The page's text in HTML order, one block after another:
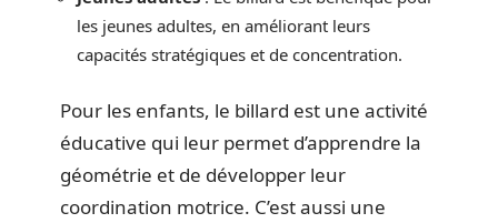
les jeunes adultes, en améliorant leurs
capacités stratégiques et de concentration.
Pour les enfants, le billard est une activité
éducative qui leur permet d’apprendre la
géométrie et de développer leur
coordination motrice. C’est aussi une